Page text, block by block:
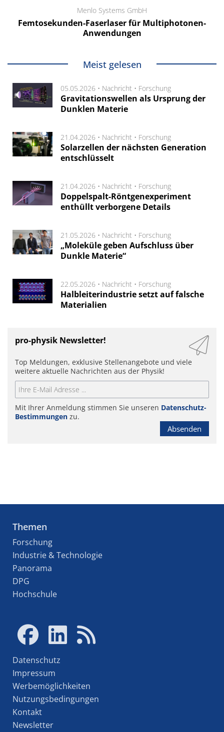
Menlo Systems GmbH
Femtosekunden-Faserlaser für Multiphotonen-
Anwendungen
Meist gelesen
05.05.2026 • Nachricht • Forschung
Gravitationswellen als Ursprung der
Dunklen Materie
21.04.2026 • Nachricht • Forschung
Solarzellen der nächsten Generation
entschlüsselt
21.04.2026 • Nachricht • Forschung
Doppelspalt-Röntgenexperiment
enthüllt verborgene Details
21.05.2026 • Nachricht • Forschung
„Moleküle geben Aufschluss über
Dunkle Materie“
22.05.2026 • Nachricht • Forschung
Halbleiterindustrie setzt auf falsche
Materialien
pro-physik Newsletter!
Top Meldungen, exklusive Stellenangebote und viele
weitere aktuelle Nachrichten aus der Physik!
Mit Ihrer Anmeldung stimmen Sie unseren Datenschutz-
Bestimmungen zu.
Absenden
Themen
Forschung
Industrie & Technologie
Panorama
DPG
Hochschule
Datenschutz
Impressum
Werbemöglichkeiten
Nutzungsbedingungen
Kontakt
Newsletter